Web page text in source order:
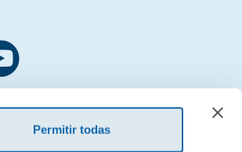
Permitir todas